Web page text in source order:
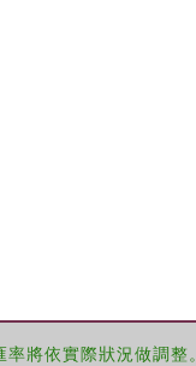
將依實際狀況做調整。